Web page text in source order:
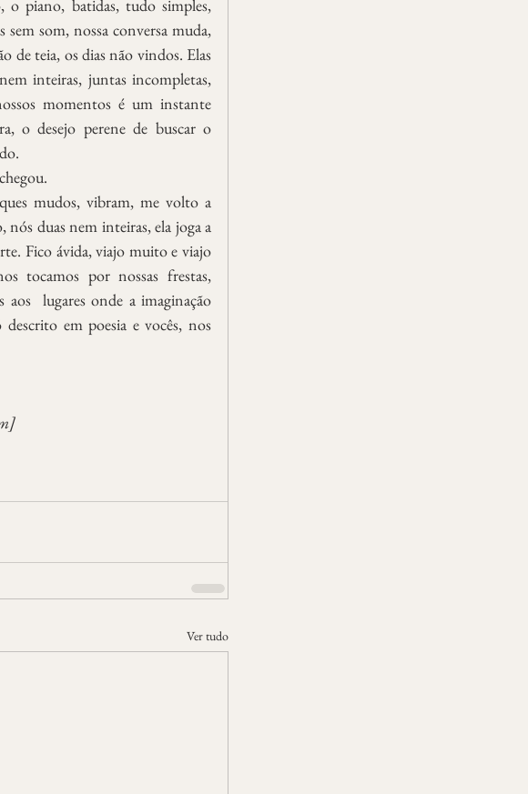
o piano, batidas, tudo simples,
sem som, nossa conversa muda,
de teia, os dias não vindos. Elas
inteiras, juntas incompletas,
momentos é um instante
o desejo perene de buscar o
duas nem inteiras, ela joga a
Fico ávida, viajo muito e viajo
tocamos por nossas frestas,
aos  lugares onde a imaginação
em poesia e vocês, nos
Ver tudo